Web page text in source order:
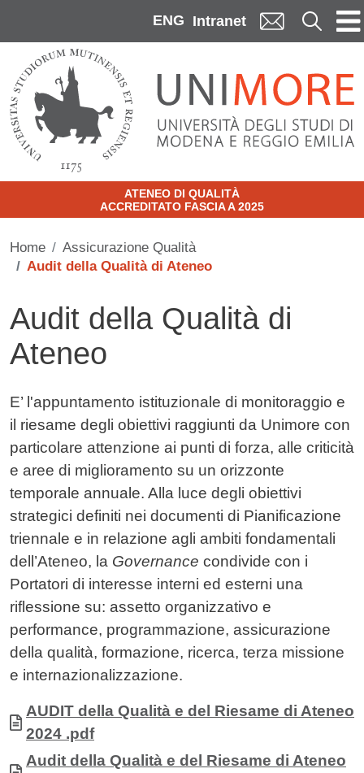
ENG Intranet Cerca
ATENEO DI QUALITÀ
ACCREDITATO FASCIA A 2025
Home
Assicurazione Qualità
Audit della Qualità di Ateneo
Audit della Qualità di
Ateneo
Contenuto
E’ l'appuntamento istituzionale di monitoraggio e
il riesame degli obiettivi raggiunti da Unimore con
particolare attenzione ai punti di forza, alle criticità
e aree di miglioramento su un orizzonte
temporale annuale. Alla luce degli obiettivi
strategici definiti nei documenti di Pianificazione
triennale e in relazione agli ambiti fondamentali
dell’Ateneo, la Governance condivide con i
Portatori di interesse interni ed esterni una
riflessione su: assetto organizzativo e
performance, programmazione, assicurazione
della qualità, formazione, ricerca, terza missione
e internazionalizzazione.
Allegati
Documento
AUDIT della Qualità e del Riesame di Ateneo
2024 .pdf
Documento
Audit della Qualità e del Riesame di Ateneo